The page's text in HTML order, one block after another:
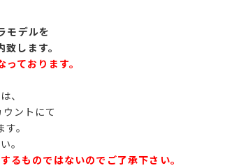
モデルを
します。
ております。
、
ントにて
。
。
ものではないのでご了承下さい。